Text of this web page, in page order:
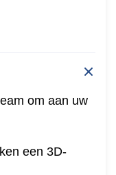
om aan uw
een 3D-